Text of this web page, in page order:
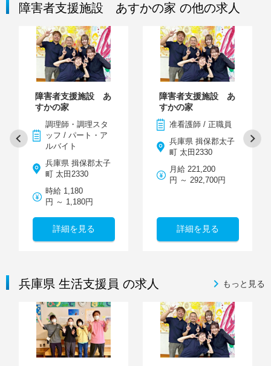
障害者支援施設 あすかの家 の他の求人
障害者支援施設 あ
すかの家
調理師・調理スタ
ッフ / パート・ア
ルバイト
兵庫県 揖保郡太子
町 太田2330
時給 1,180
円 ～ 1,180円
詳細を見る
障害者支援施設 あ
すかの家
准看護師 / 正職員
兵庫県 揖保郡太子
町 太田2330
月給 221,200
円 ～ 292,700円
詳細を見る
兵庫県 生活支援員 の求人 もっと見る